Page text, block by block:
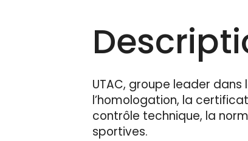
UTAC, groupe leader
l’homologation, la
contrôle technique, la
sportives.